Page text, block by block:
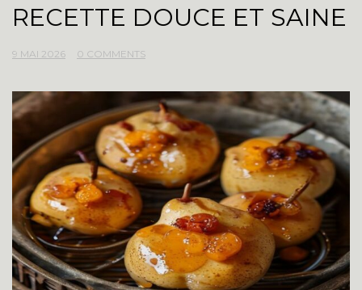
RECETTE DOUCE ET SAINE
9 MAI 2026 0 COMMENTS